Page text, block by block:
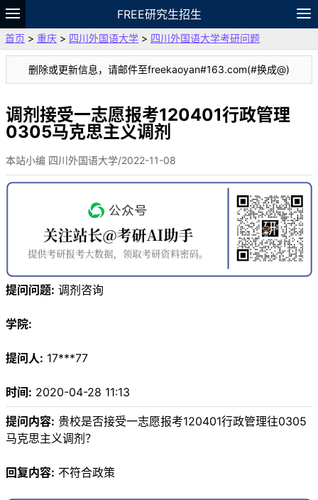
FREE研究生招生
题库
故事 专题 APP 笔记
论坛
VIP
资料
首页 > 重庆 > 四川外国语大学 > 四川外国语大学考研问题
删除或更新信息，请邮件至freekaoyan#163.com(#换成@)
调剂接受一志愿报考120401行政管理
0305马克思主义调剂
本站小编 四川外国语大学/2022-11-08
提问问题: 调剂咨询
学院:
提问人: 17***77
时间: 2020-04-28 11:13
提问内容: 贵校是否接受一志愿报考120401行政管理往0305
马克思主义调剂？
回复内容: 不符合政策